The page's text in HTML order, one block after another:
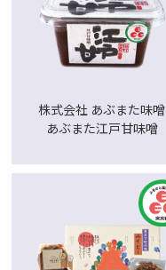
株式会社 あぶまた味噌
あぶまた江戸甘味噌